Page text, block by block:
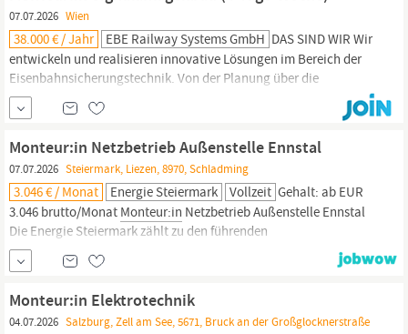
HolzFührerschein der Klasse BReisebereitschaft...
07.07.2026 Wien
38.000 € / Jahr EBE Railway Systems GmbH DAS SIND WIR Wir
entwickeln und realisieren innovative Lösungen im Bereich der
Eisenbahnsicherungstechnik. Von der Planung über die
Umsetzung bis zur Inbetriebnahme und Wartung unserer Projekte,
liegt alles in unserer Hand. Derzeit sind wir auf der Suche nach
ERWARTET DICH +
Monteur:in Netzbetrieb Außenstelle Ennstal
07.07.2026 Steiermark, Liezen, 8970, Schladming
3.046 € / Monat Energie Steiermark Vollzeit Gehalt: ab EUR
3.046 brutto/Monat Monteur:in Netzbetrieb Außenstelle Ennstal
Die Energie Steiermark zählt zu den führenden
Energiedienstleistungsunternehmen Österreichs. Mit innovativen
Lösungen in den Bereichen Strom, Erdgas, Wärme und Mobilität
Teams und sorgen Sie gemeinsam mit uns
Monteur:in Elektrotechnik
04.07.2026 Salzburg, Zell am See, 5671, Bruck an der Großglocknerstraße